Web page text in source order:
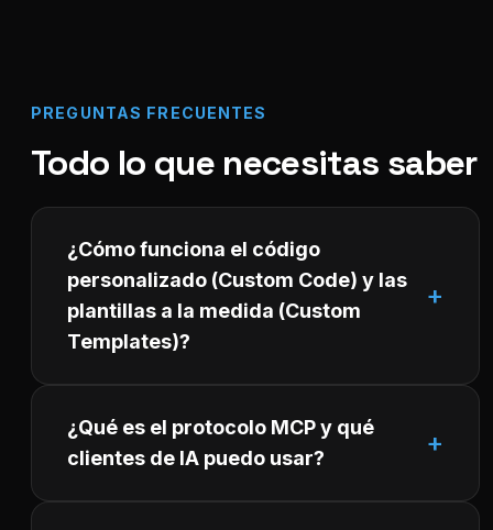
PREGUNTAS FRECUENTES
Todo lo que necesitas saber
¿Cómo funciona el código
personalizado (Custom Code) y las
plantillas a la medida (Custom
Templates)?
¿Qué es el protocolo MCP y qué
clientes de IA puedo usar?